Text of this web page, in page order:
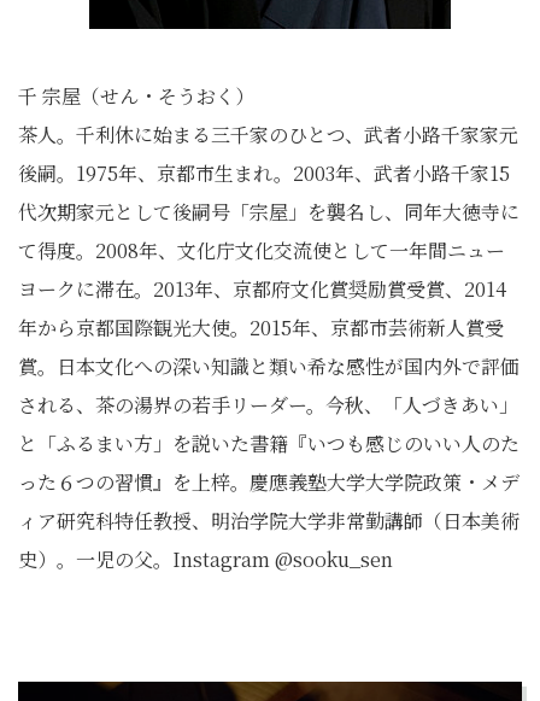
千 宗屋（せん・そうおく）
茶人。千利休に始まる三千家のひとつ、武者小路千家家元
後嗣。1975年、京都市生まれ。2003年、武者小路千家15
代次期家元として後嗣号「宗屋」を襲名し、同年大徳寺に
て得度。2008年、文化庁文化交流使として一年間ニュー
ヨークに滞在。2013年、京都府文化賞奨励賞受賞、2014
年から京都国際観光大使。2015年、京都市芸術新人賞受
賞。日本文化への深い知識と類い希な感性が国内外で評価
される、茶の湯界の若手リーダー。今秋、「人づきあい」
と「ふるまい方」を説いた書籍『いつも感じのいい人のた
った６つの習慣』を上梓。慶應義塾大学大学院政策・メデ
ィア研究科特任教授、明治学院大学非常勤講師（日本美術
史）。一児の父。Instagram @sooku_sen